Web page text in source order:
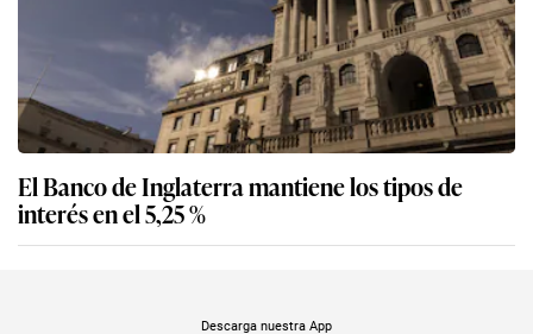
El Banco de Inglaterra mantiene los tipos de
interés en el 5,25 %
Descarga nuestra App